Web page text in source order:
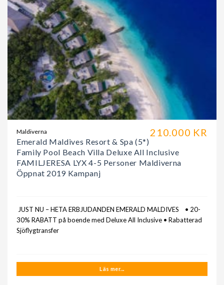
210.000 KR
Maldiverna
Emerald Maldives Resort & Spa (5*)
Family Pool Beach Villa Deluxe All Inclusive
FAMILJERESA LYX 4-5 Personer Maldiverna
Öppnat 2019 Kampanj
JUST NU – HETA ERBJUDANDEN EMERALD MALDIVES • 20-
30% RABATT på boende med Deluxe All Inclusive • Rabatterad
Sjöflygtransfer
Läs mer...